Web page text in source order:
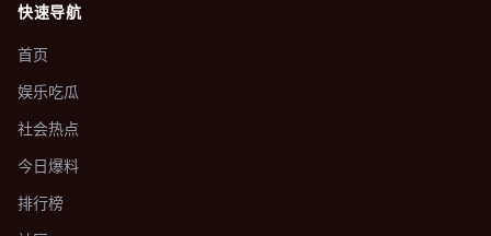
快速导航
首页
娱乐吃瓜
社会热点
今日爆料
排行榜